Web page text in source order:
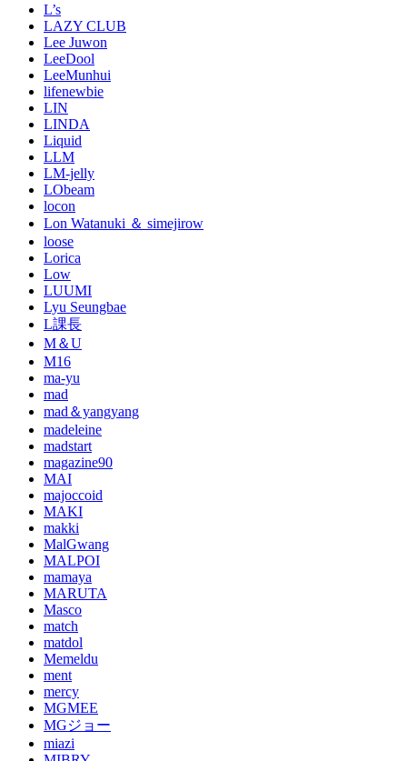
L’s
LAZY CLUB
Lee Juwon
LeeDool
LeeMunhui
lifenewbie
LIN
LINDA
Liquid
LLM
LM-jelly
LObeam
locon
Lon Watanuki ＆ simejirow
loose
Lorica
Low
LUUMI
Lyu Seungbae
L課長
M＆U
M16
ma-yu
mad
mad＆yangyang
madeleine
madstart
magazine90
MAI
majoccoid
MAKI
makki
MalGwang
MALPOI
mamaya
MARUTA
Masco
match
matdol
Memeldu
ment
mercy
MGMEE
MGジョー
miazi